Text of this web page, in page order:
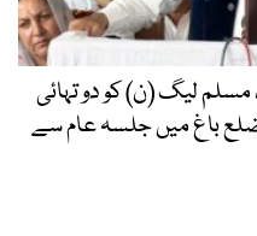
لیگ (ن) کو دو تہائی
ضلع باغ میں جلسہ عام سے